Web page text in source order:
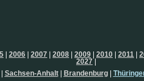
2006 2007 2008 2009 2010 2011
2027
Sachsen-Anhalt| Brandenburg|